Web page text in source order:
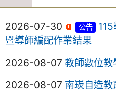
2026-07-30 公告
暨導師編配作業結果
2026-08-07教師數位教
2026-08-07 南崁自造